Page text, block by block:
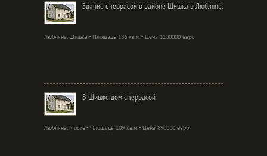
Здание с террасой в районе Шишка в Любляне.
Любляна, Шишка - Площадь 186 кв.м. - Цена 1100000 евро
В Шишке дом с террасой
Любляна, Мосте - Площадь 109 кв.м. - Цена 890000 евро